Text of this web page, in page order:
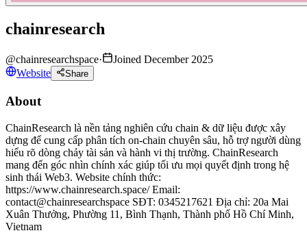
chainresearch
@chainresearchspace·
Joined December 2025
Website
Share
About
ChainResearch là nền tảng nghiên cứu chain & dữ liệu được xây
dựng để cung cấp phân tích on-chain chuyên sâu, hỗ trợ người dùng
hiểu rõ dòng chảy tài sản và hành vi thị trường. ChainResearch
mang đến góc nhìn chính xác giúp tối ưu mọi quyết định trong hệ
sinh thái Web3. Website chính thức:
https://www.chainresearch.space/ Email:
contact@chainresearchspace SĐT: 0345217621 Địa chỉ: 20a Mai
Xuân Thưởng, Phường 11, Bình Thạnh, Thành phố Hồ Chí Minh,
Vietnam